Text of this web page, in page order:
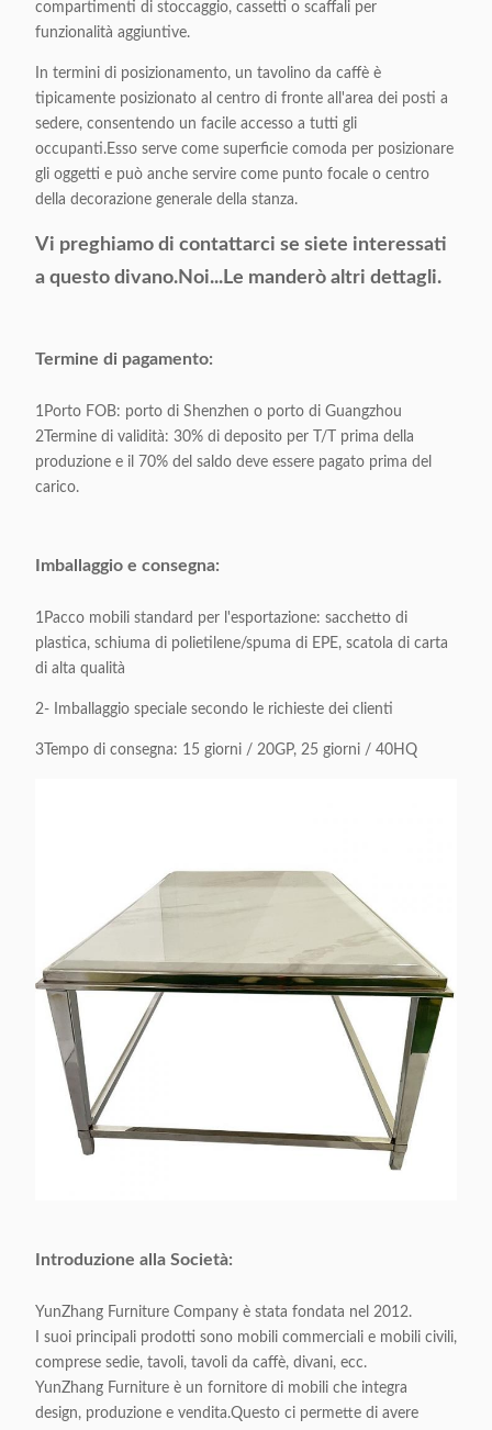
Stile: Moderno/Classico
Colore: Opzionale
Dimensione del
prodotto:
Come campione
pagamento:
T/T Preferito
Imballaggio: 1 pezzo / 1 scatola
Personalizzabile: Accettabile
compartimenti di stoccaggio, cassetti o scaffali per
funzionalità aggiuntive.
In termini di posizionamento, un tavolino da caffè è
tipicamente posizionato al centro di fronte all'area dei posti a
sedere, consentendo un facile accesso a tutti gli
occupanti.Esso serve come superficie comoda per posizionare
gli oggetti e può anche servire come punto focale o centro
della decorazione generale della stanza.
Vi preghiamo di contattarci se siete interessati
a questo divano.Noi... Le manderò altri dettagli.
Termine di pagamento:
1Porto FOB: porto di Shenzhen o porto di Guangzhou
2Termine di validità: 30% di deposito per T/T prima della
produzione e il 70% del saldo deve essere pagato prima del
carico.
Imballaggio e consegna:
1Pacco mobili standard per l'esportazione: sacchetto di
plastica, schiuma di polietilene/spuma di EPE, scatola di carta
di alta qualità
2- Imballaggio speciale secondo le richieste dei clienti
3Tempo di consegna: 15 giorni / 20GP, 25 giorni / 40HQ
Introduzione alla Società:
YunZhang Furniture Company è stata fondata nel 2012.
I suoi principali prodotti sono mobili commerciali e mobili civili,
comprese sedie, tavoli, tavoli da caffè, divani, ecc.
YunZhang Furniture è un fornitore di mobili che integra
design, produzione e vendita.Questo ci permette di avere